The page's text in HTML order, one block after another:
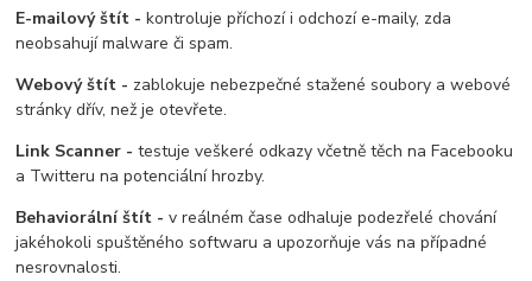
E-mailový štít -kontroluje příchozí i odchozí e-maily, zda
neobsahují malware či spam.
Webový štít - zablokuje nebezpečné stažené soubory a webové
stránky dřív, než je otevřete.
Link Scanner -testuje veškeré odkazy včetně těch na Facebooku
a Twitteru na potenciální hrozby.
Behaviorální štít -v reálném čase odhaluje podezřelé chování
jakéhokoli spuštěného softwaru a upozorňuje vás na případné
nesrovnalosti.